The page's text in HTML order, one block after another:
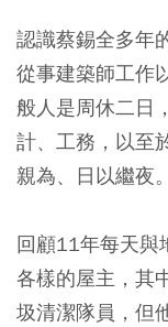
認識蔡錫全多年
從事建築師工作
般人是周休二日
計、工務，以至
親為、日以繼夜。
回顧11年每天與
各樣的屋主，其
圾清潔隊員，但